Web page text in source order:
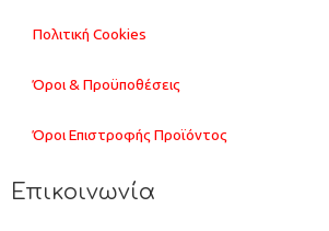
Πολιτική Cookies
Όροι & Προϋποθέσεις
Όροι Επιστροφής Προϊόντος
Επικοινωνία